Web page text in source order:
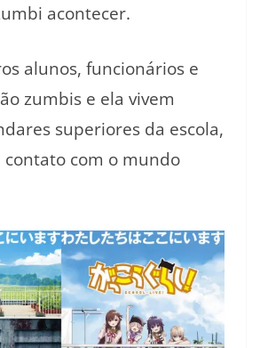
acontecer.
alunos, funcionários e
zumbis e ela vivem
superiores da escola,
com o mundo